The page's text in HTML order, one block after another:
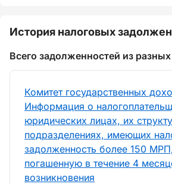
История налоговых
Всего задолженностей из
Комитет государственных
Информация о
юридических лицах, их
подразделениях, имеющих
задолженность более 150
погашенную в течение 4
возникновения